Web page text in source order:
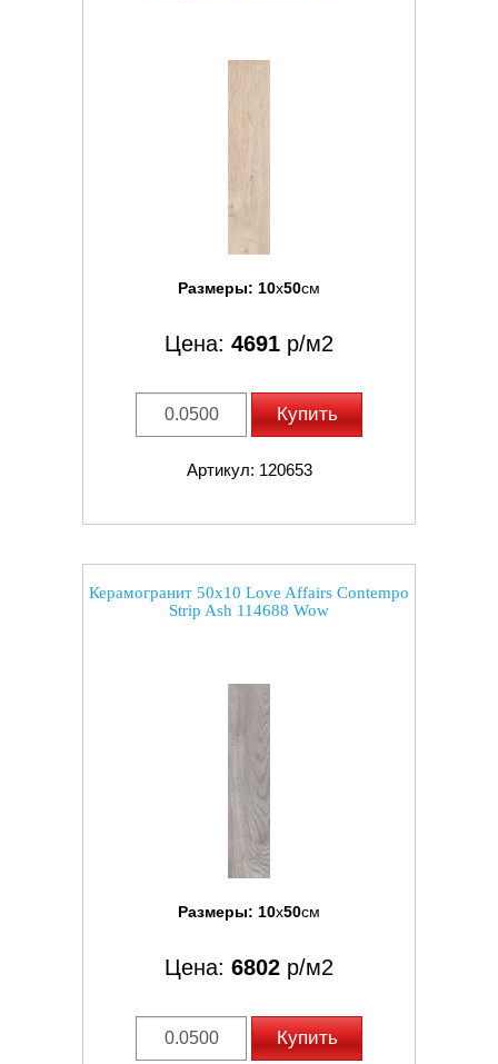
Размеры: 10x50см
Цена: 4691 р/м2
Купить
Артикул: 120653
Керамогранит 50x10 Love Affairs Contempo
Strip Ash 114688 Wow
Размеры: 10x50см
Цена: 6802 р/м2
Купить